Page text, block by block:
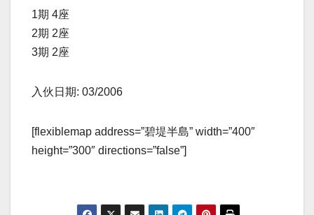
1期 4座
2期 2座
3期 2座
入伙日期: 03/2006
[flexiblemap address=”碧堤半島” width=”400″
height=”300″ directions=”false”]